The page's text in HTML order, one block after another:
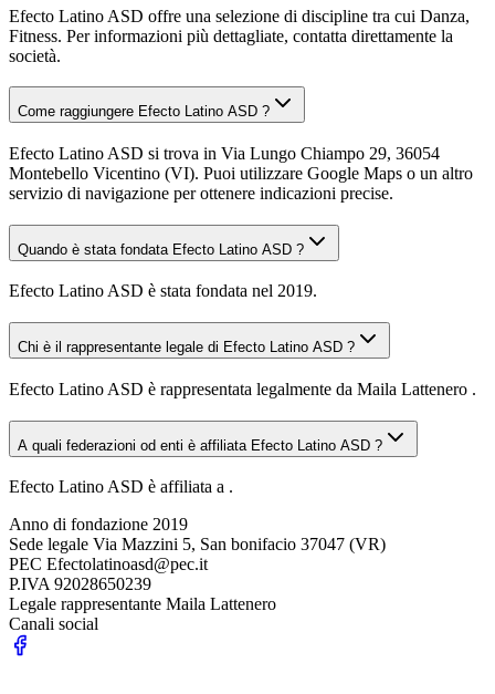
Efecto Latino ASD offre una selezione di discipline tra cui Danza,
Fitness. Per informazioni più dettagliate, contatta direttamente la
società.
Come raggiungere Efecto Latino ASD ?
Efecto Latino ASD si trova in Via Lungo Chiampo 29, 36054
Montebello Vicentino (VI). Puoi utilizzare Google Maps o un altro
servizio di navigazione per ottenere indicazioni precise.
Quando è stata fondata Efecto Latino ASD ?
Efecto Latino ASD è stata fondata nel 2019.
Chi è il rappresentante legale di Efecto Latino ASD ?
Efecto Latino ASD è rappresentata legalmente da Maila Lattenero .
A quali federazioni od enti è affiliata Efecto Latino ASD ?
Efecto Latino ASD è affiliata a .
Anno di fondazione 2019
Sede legale Via Mazzini 5, San bonifacio 37047 (VR)
PEC Efectolatinoasd@pec.it
P.IVA 92028650239
Legale rappresentante Maila Lattenero
Canali social